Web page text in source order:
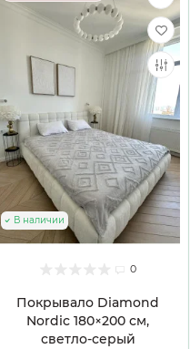
0
Покрывало Diamond
Nordic 180×200 см,
светло-серый
В наличии